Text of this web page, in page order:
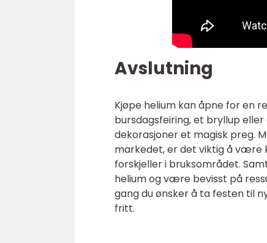
Avslutning
Kjøpe helium kan åpne for en
bursdagsfeiring, et bryllup
dekorasjoner et magisk preg.
markedet, er det viktig å være
forskjeller i bruksområdet.
helium og være bevisst på
gang du ønsker å ta festen til
fritt.